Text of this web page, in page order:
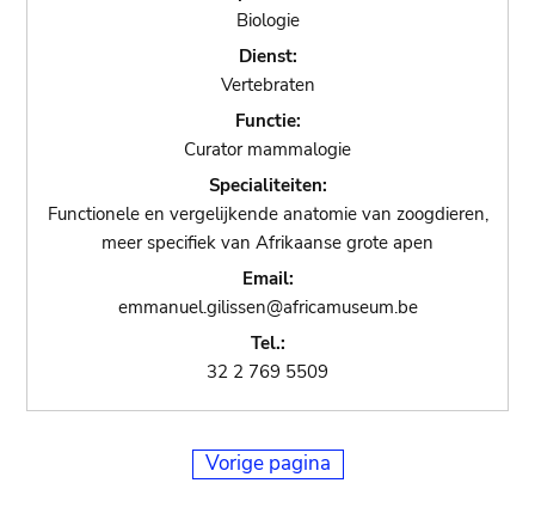
Biologie
Dienst:
Vertebraten
Functie:
Curator mammalogie
Specialiteiten:
Functionele en vergelijkende anatomie van zoogdieren,
meer specifiek van Afrikaanse grote apen
Email:
emmanuel.gilissen@africamuseum.be
Tel.:
32 2 769 5509
Vorige pagina